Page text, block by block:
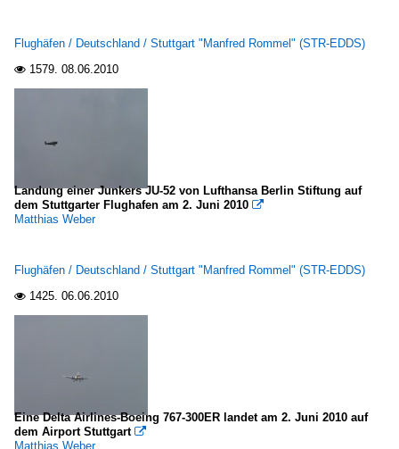
Flughäfen / Deutschland / Stuttgart "Manfred Rommel" (STR-EDDS)
 1579. 08.06.2010
Landung einer Junkers JU-52 von Lufthansa Berlin Stiftung auf
dem Stuttgarter Flughafen am 2. Juni 2010 
Matthias Weber
Flughäfen / Deutschland / Stuttgart "Manfred Rommel" (STR-EDDS)
 1425. 06.06.2010
Eine Delta Airlines-Boeing 767-300ER landet am 2. Juni 2010 auf
dem Airport Stuttgart 
Matthias Weber